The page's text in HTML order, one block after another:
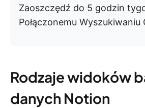
Zaoszczędź do 5 godzin
Połączonemu Wyszukiwaniu
Rodzaje widoków
danych Notion